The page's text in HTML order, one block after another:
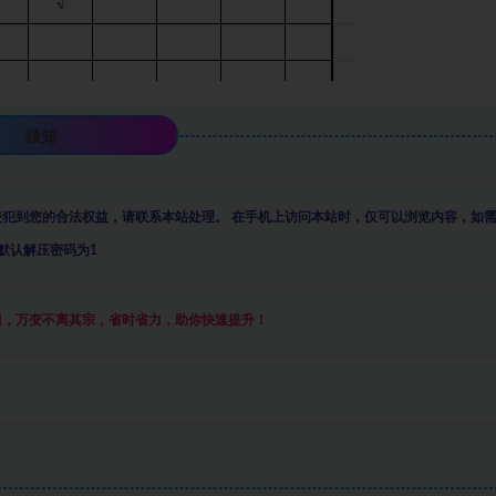
须知
到您的合法权益，请联系本站处理。 在手机上访问本站时，仅可以浏览内容，如需
认解压密码为1
万变不离其宗，省时省力，助你快速提升！